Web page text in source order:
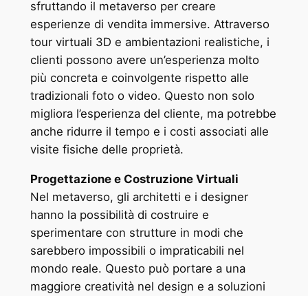
sfruttando il metaverso per creare
esperienze di vendita immersive. Attraverso
tour virtuali 3D e ambientazioni realistiche, i
clienti possono avere un’esperienza molto
più concreta e coinvolgente rispetto alle
tradizionali foto o video. Questo non solo
migliora l’esperienza del cliente, ma potrebbe
anche ridurre il tempo e i costi associati alle
visite fisiche delle proprietà.
Progettazione e Costruzione Virtuali
Nel metaverso, gli architetti e i designer
hanno la possibilità di costruire e
sperimentare con strutture in modi che
sarebbero impossibili o impraticabili nel
mondo reale. Questo può portare a una
maggiore creatività nel design e a soluzioni